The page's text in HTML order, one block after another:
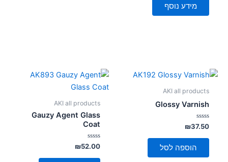
מידע נוסף
AKI all products
Glossy Varnish
דורג
0
מתוך
₪37.50
הוספה לסל
AKI all products
Gauzy Agent Glass
Coat
דורג
0
מתוך
₪52.00